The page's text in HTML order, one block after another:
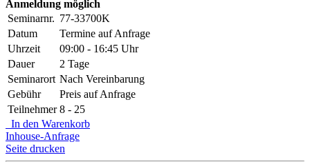
Anmeldung möglich
Seminarnr. 77-33700K
Datum
Termine auf Anfrage
Uhrzeit
09:00 - 16:45 Uhr
Dauer
2 Tage
Seminarort Nach Vereinbarung
Gebühr
Preis auf Anfrage
Teilnehmer 8 - 25
In den Warenkorb
Inhouse-Anfrage
Seite drucken